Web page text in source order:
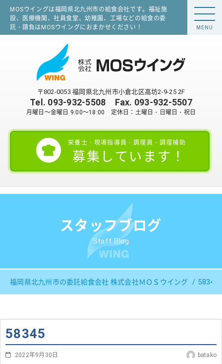
MOSウイングは福岡県北九州市の給食会社です。福祉施
設、医療機関、社員食堂、幼稚園、工場などの給食の委
託・請負はMOSウイングにおまかせください！
〒802-0053 福岡県北九州市小倉北区高坊2-9-25 2F
Tel. 093-932-5508 Fax. 093-932-5507
月曜日～金曜日 9:00～18:00 定休日：土曜日・日曜日・祝日
栄養士・現場指導員・調理員・調理補助
募集しています！
MENU
スタッフブログ
Staff Blog
福岡県北九州市の委託給食会社 株式会社ＭＯＳウイング 58345
58345
2022年9月30日 batako